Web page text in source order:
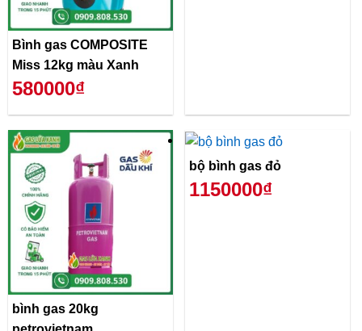
Bình gas COMPOSITE
Miss 12kg màu Xanh
580000₫
bình gas 20kg
bộ bình gas đỏ
1150000₫